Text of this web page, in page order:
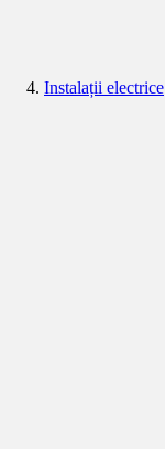
Instalații electrice